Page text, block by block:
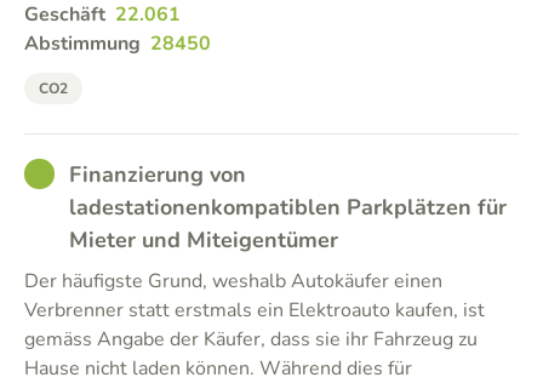
Geschäft 22.061
Abstimmung 28450
CO2
GOODFinanzierung von
ladestationenkompatiblen Parkplätzen für
Mieter und Miteigentümer
Der häufigste Grund, weshalb Autokäufer einen
Verbrenner statt erstmals ein Elektroauto kaufen, ist
gemäss Angabe der Käufer, dass sie ihr Fahrzeug zu
Hause nicht laden können. Während dies für